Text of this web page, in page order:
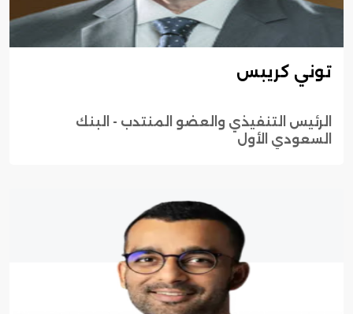
توني كريبس
الرئيس التنفيذي والعضو المنتدب - البنك
السعودي الأول